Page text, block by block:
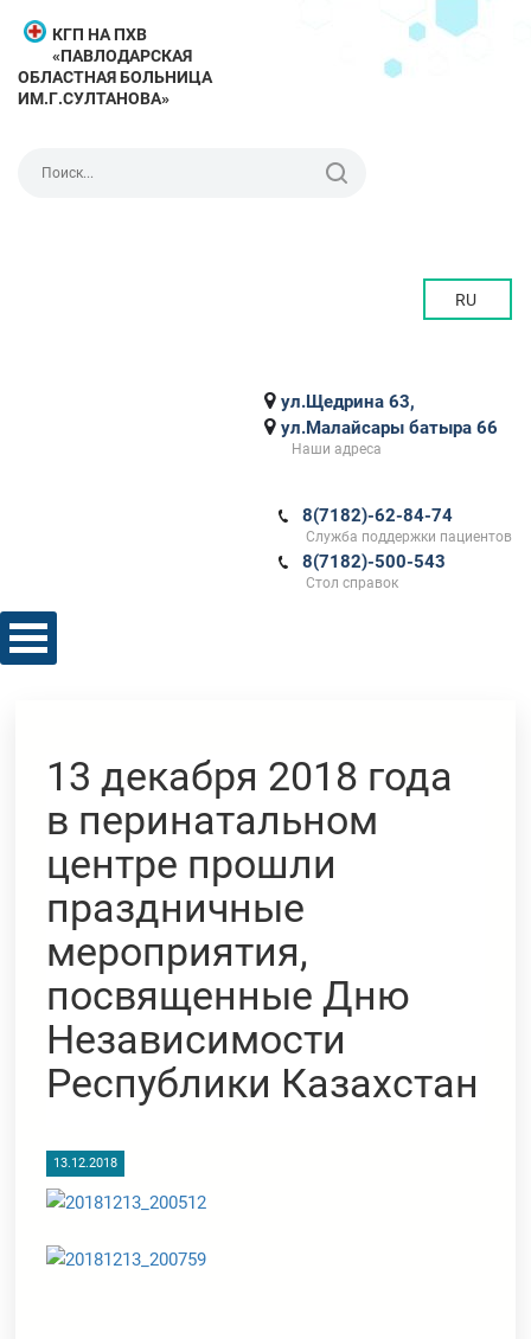
КГП НА ПХВ
«ПАВЛОДАРСКАЯ
ОБЛАСТНАЯ БОЛЬНИЦА
ИМ.Г.СУЛТАНОВА»
RU
ул.Щедрина 63,
ул.Малайсары батыра 66
Наши адреса
8(7182)-62-84-74
Служба поддержки пациентов
8(7182)-500-543
Стол справок
13 декабря 2018 года
в перинатальном
центре прошли
праздничные
мероприятия,
посвященные Дню
Независимости
Республики Казахстан
13.12.2018